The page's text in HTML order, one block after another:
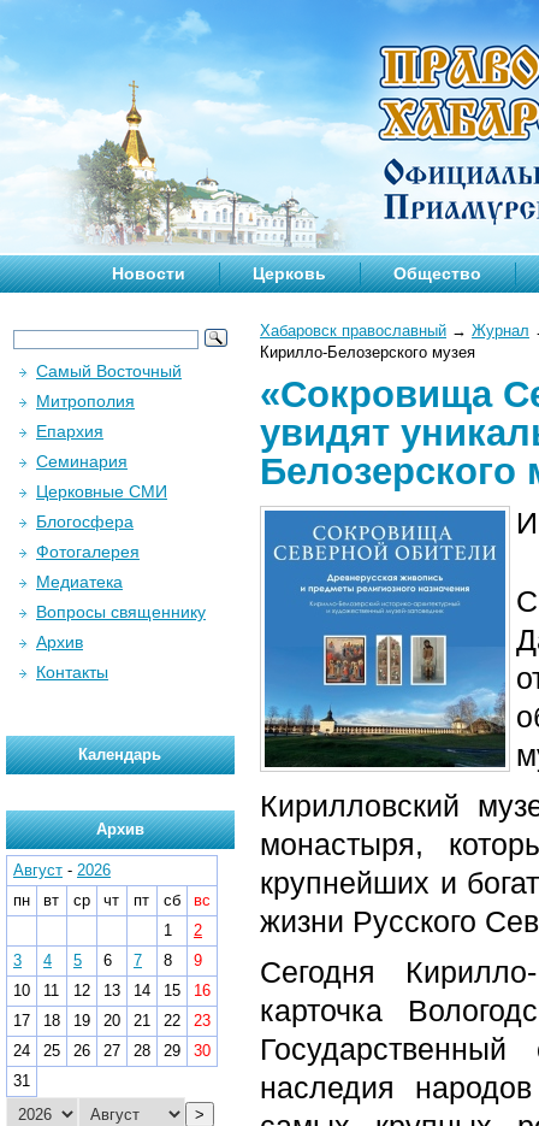
Новости Церковь Общество
Хабаровск православный → Журнал
Кирилло-Белозерского музея
«Сокровища
увидят
Белозерского
Кирилловский
монастыря,
крупнейших и
жизни Русского
Сегодня
карточка
наследия
Самый Восточный
Митрополия
Епархия
Семинария
Церковные СМИ
Блогосфера
Фотогалерея
Медиатека
Вопросы священнику
Архив
Контакты
Календарь
Архив
Август - 2026
пн
вт ср чт пт сб
вс
1
2
3
4 5 6 7 8
9
10
11 12 13 14 15
16
17
18 19 20 21 22
23
24
25 26 27 28 29
30
31
>